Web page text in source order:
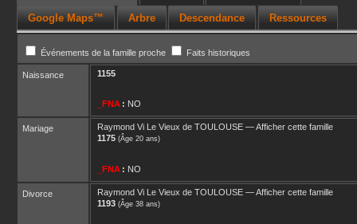
Google Maps™ Arbre Descendance Ressources
Événements de la famille proche Faits historiques
Naissance 1155
_FNA : NO
Mariage Raymond Vi Le Vieux de TOULOUSE —Afficher cette famille
1175 (Âge 20 ans)
_FNA : NO
Divorce Raymond Vi Le Vieux de TOULOUSE —Afficher cette famille
1193 (Âge 38 ans)